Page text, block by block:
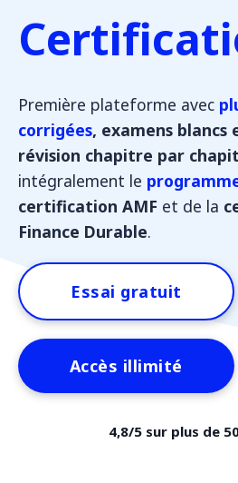
Première plateforme avec
corrigées, examens
révision chapitre par
intégralement le
certification AMF et de la
Finance Durable.
Essai gratuit
Accès illimité
4,8/5 sur plus de